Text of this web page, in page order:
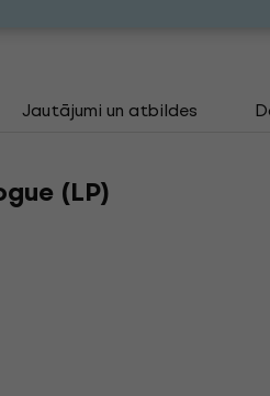
Jautājumi un atbildes
(LP)